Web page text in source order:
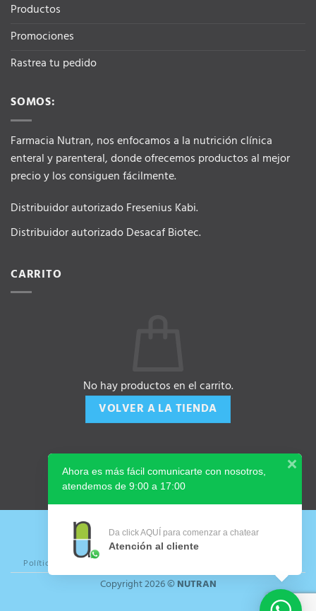
Productos
Promociones
Rastrea tu pedido
SOMOS:
Farmacia Nutran, nos enfocamos a la nutrición clínica
enteral y parenteral, donde ofrecemos productos al mejor
precio y los consiguen fácilmente.
Distribuidor autorizado Fresenius Kabi.
Distribuidor autorizado Desacaf Biotec.
CARRITO
No hay productos en el carrito.
VOLVER A LA TIENDA
Políticas de devolución y cancelación
Copyright 2026 ©NUTRAN
Ahora es más fácil comunicarte con nosotros,
atendemos de 9:00 a 17:00
Da click AQUÍ para comenzar a chatear
Atención al cliente